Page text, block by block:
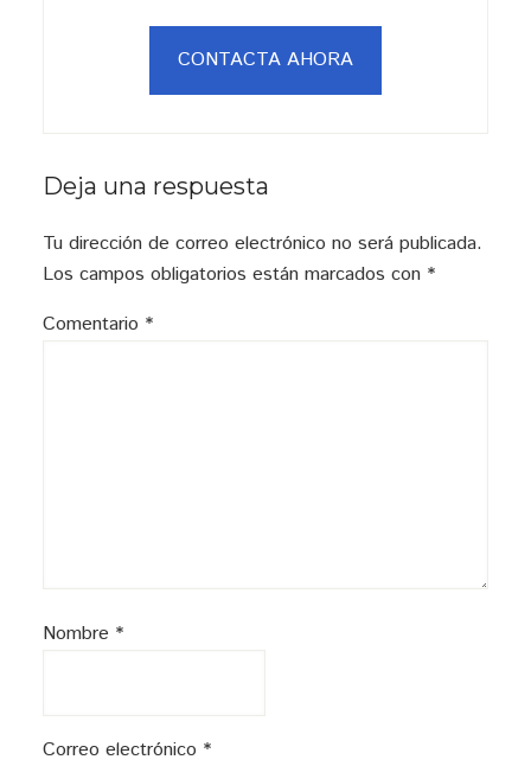
CONTACTA AHORA
Interacciones
los
lectores
Deja una respuesta
Tu dirección de correo electrónico no será publicada.
Los campos obligatorios están marcados con *
Comentario *
Nombre *
Correo electrónico *